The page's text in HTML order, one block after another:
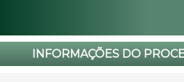
INFORMAÇÕES DO